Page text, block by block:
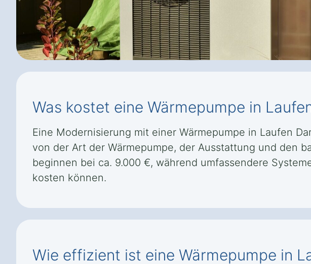
Was kostet eine Wärmepumpe in
Eine Modernisierung mit einer Wärmepumpe in Laufen
von der Art der Wärmepumpe, der Ausstattung und den
beginnen bei ca. 9.000 €, während umfassendere
kosten können.
Wie effizient ist eine Wärmepumpe in